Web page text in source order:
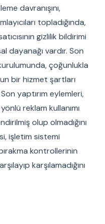
davranışını,
topladığında,
gizlilik bildirimi
dayanağı vardır. Son
çoğunlukla
bir hizmet şartları
Son yaptırım eylemleri,
reklam kullanımı
olup olmadığını
işletim sistemi
kontrollerinin
karşılamadığını